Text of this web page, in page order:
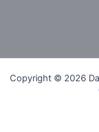
Copyright © 2026